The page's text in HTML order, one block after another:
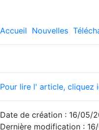
Accueil Nouvelles
Pour lire l' article, cliquez
Date de création : 16/05/
Dernière modification :